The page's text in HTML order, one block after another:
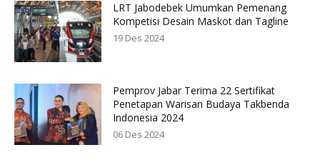
LRT Jabodebek Umumkan Pemenang
Kompetisi Desain Maskot dan Tagline
19 Des 2024
Pemprov Jabar Terima 22 Sertifikat
Penetapan Warisan Budaya Takbenda
Indonesia 2024
06 Des 2024